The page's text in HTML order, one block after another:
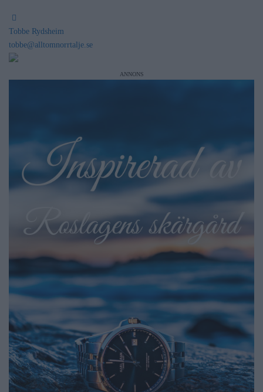
Tobbe Rydsheim
tobbe@alltomnorrtalje.se
ANNONS